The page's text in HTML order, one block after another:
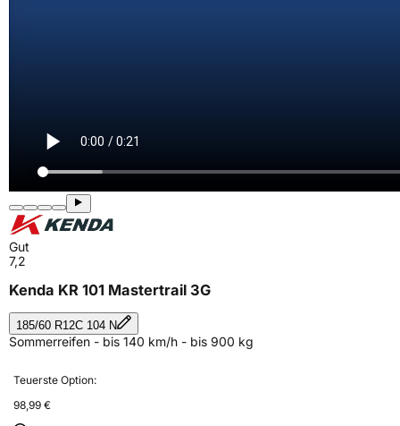
Gut
7,2
Kenda KR 101 Mastertrail 3G
185/60 R12C 104 N
Sommerreifen - bis 140 km/h - bis 900 kg
Teuerste Option:
98,99 €